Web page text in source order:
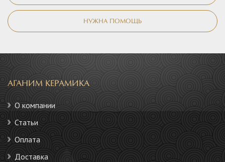
НУЖНА ПОМОЩЬ
АГАНИМ КЕРАМИКА
О компании
Статьи
Оплата
Доставка